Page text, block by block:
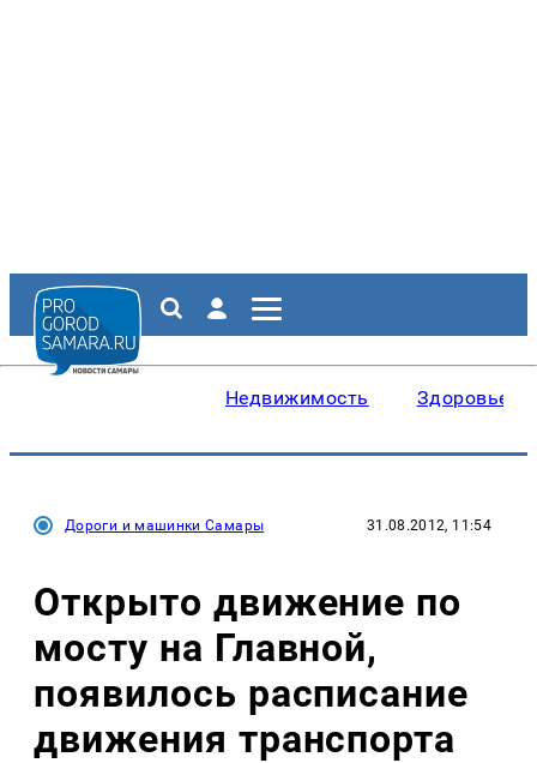
Недвижимость Здоровье
Дороги и машинки Самары 31.08.2012, 11:54
Открыто движение по
мосту на Главной,
появилось расписание
движения транспорта